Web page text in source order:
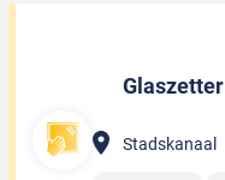
Glaszetter
Stadskanaal